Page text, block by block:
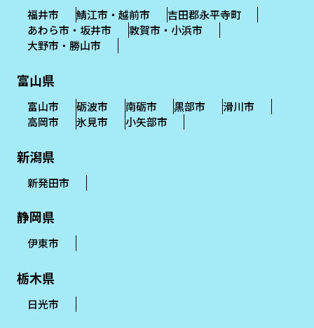
福井市 鯖江市・越前市
吉田郡永平寺町
あわら市・坂井市
敦賀市・小浜市
大野市・勝山市
富山県
富山市 砺波市 南砺市 黒部市
滑川市
高岡市
氷見市 小矢部市
新潟県
新発田市
静岡県
伊東市
栃木県
日光市